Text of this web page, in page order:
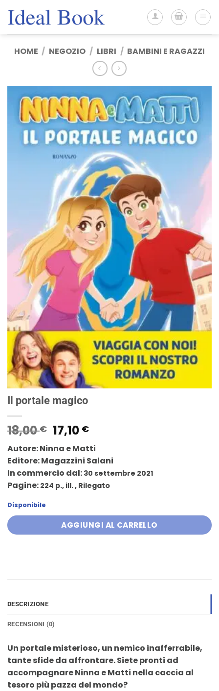
HOME / NEGOZIO / LIBRI / BAMBINI E RAGAZZI
Il portale magico
18,00€ Il
prezzo
originale
era:
18,00 €.
17,10 €Il
prezzo
attuale
è:
17,10 €.
Autore:Ninna e Matti
Editore:Magazzini Salani
In commercio dal: 30 settembre 2021
Pagine: 224 p., ill. , Rilegato
Disponibile
AGGIUNGI AL CARRELLO
DESCRIZIONE
RECENSIONI (0)
Un portale misterioso, un nemico inafferrabile,
tante sfide da affrontare. Siete pronti ad
accompagnare Ninna e Matti nella caccia al
tesoro più pazza del mondo?